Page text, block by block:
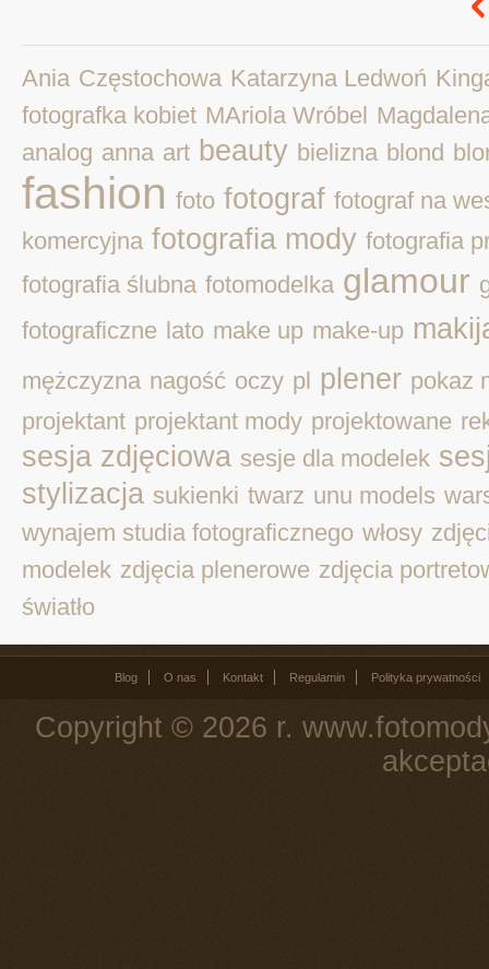
Ania Częstochowa Katarzyna Ledwoń
fotografka kobiet MAriola Wróbel
analog anna art beauty bielizna blond
fashion foto fotograf fotograf na
komercyjna fotografia mody fotografia
fotografia ślubna fotomodelka glamour
fotograficzne lato make up make-up
mężczyzna nagość oczy pl plener pokaz
projektant projektant mody projektowane
sesja zdjęciowa sesje dla modelek
stylizacja sukienki twarz unu models
wynajem studia fotograficznego włosy
modelek zdjęcia plenerowe zdjęcia
światło
Blog O nas Kontakt Regulamin Polityka prywatności
Copyright © 2026 r.